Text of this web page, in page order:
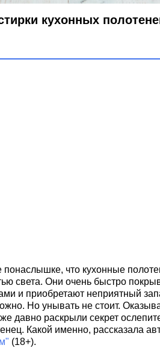
кухонных
понаслышке, что кухонные
света. Они очень быстро
и приобретают неприятный
Но унывать не стоит.
давно раскрыли секрет
Какой именно, рассказала
(18+).